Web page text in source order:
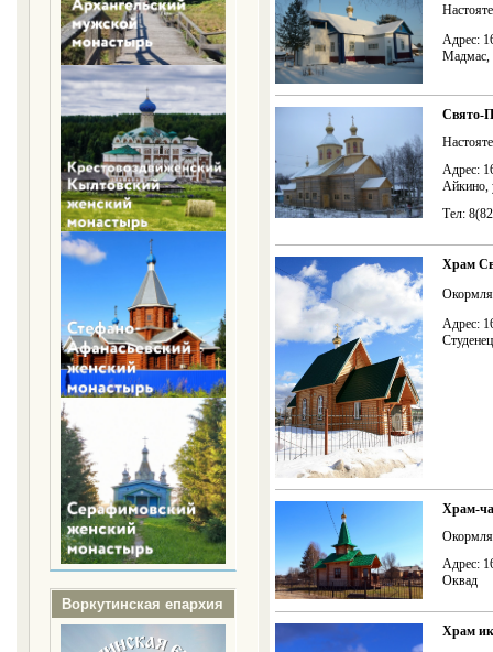
Воркутинская епархия
Адрес:
Мадмас,
Свято-
Адрес:
Айкино,
Тел:
Храм
Адрес:
Храм-
Адрес:
Оквад
Храм